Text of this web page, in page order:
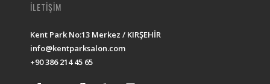
İLETİŞİM
Kent Park No:13 Merkez / KIRŞEHİR
info@kentparksalon.com
+90 386 214 45 65